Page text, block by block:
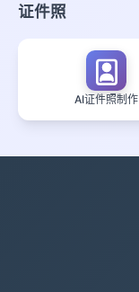
证件照
AI证件照制作